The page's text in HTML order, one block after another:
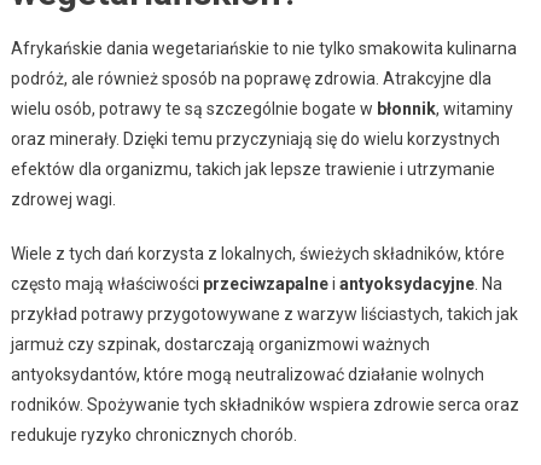
Afrykańskie dania wegetariańskie to nie tylko smakowita kulinarna
podróż, ale również sposób na poprawę zdrowia. Atrakcyjne dla
wielu osób, potrawy te są szczególnie bogate w błonnik, witaminy
oraz minerały. Dzięki temu przyczyniają się do wielu korzystnych
efektów dla organizmu, takich jak lepsze trawienie i utrzymanie
zdrowej wagi.
Wiele z tych dań korzysta z lokalnych, świeżych składników, które
często mają właściwości przeciwzapalnei antyoksydacyjne. Na
przykład potrawy przygotowywane z warzyw liściastych, takich jak
jarmuż czy szpinak, dostarczają organizmowi ważnych
antyoksydantów, które mogą neutralizować działanie wolnych
rodników. Spożywanie tych składników wspiera zdrowie serca oraz
redukuje ryzyko chronicznych chorób.